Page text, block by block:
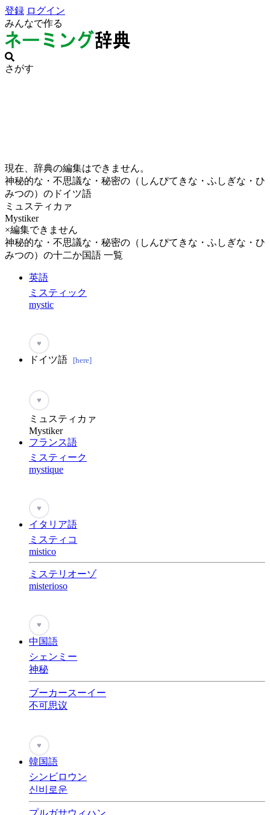
登録 ログイン
みんなで作る
さがす
現在、辞典の編集はできません。
神秘的な・不思議な・秘密の（しんぴてきな・ふしぎな・ひ
みつの）のドイツ語
ミュスティカァ
Mystiker
×編集できません
神秘的な・不思議な・秘密の（しんぴてきな・ふしぎな・ひ
みつの）の十二か国語 一覧
英語
ミスティック
mystic
♥
ドイツ語 [here]
♥
ミュスティカァ
Mystiker
フランス語
ミスティーク
mystique
♥
イタリア語
ミスティコ
mistico
ミステリオーゾ
misterioso
♥
中国語
シェンミー
神秘
ブーカースーイー
不可思议
♥
韓国語
シンビロウン
신비로운
プルガサウィハン